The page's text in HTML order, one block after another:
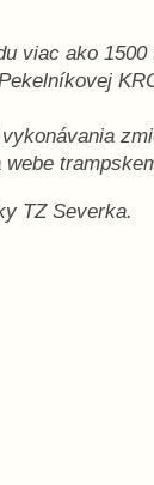
viac ako
TZ Severka.